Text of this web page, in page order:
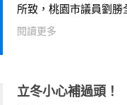
所致，桃園市議員劉勝
閱讀更多
立冬小心補過頭！